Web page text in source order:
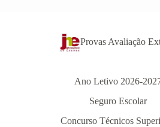
Provas Avaliação
Ano Letivo 2026-
Seguro Escolar
Concurso Técnicos